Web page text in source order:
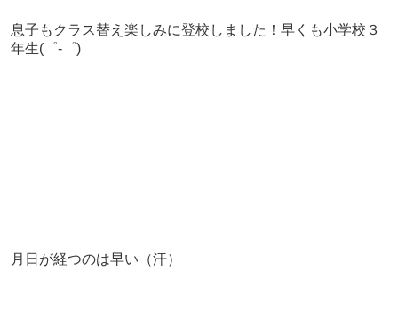
息子もクラス替え楽しみに登校しました！早くも小学校３
年生(゜-゜)
月日が経つのは早い（汗）